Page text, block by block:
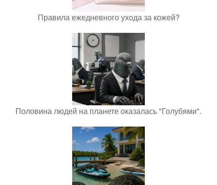
Правила ежедневного ухода за кожей?
Половина людей на планете оказалась "Голубями".